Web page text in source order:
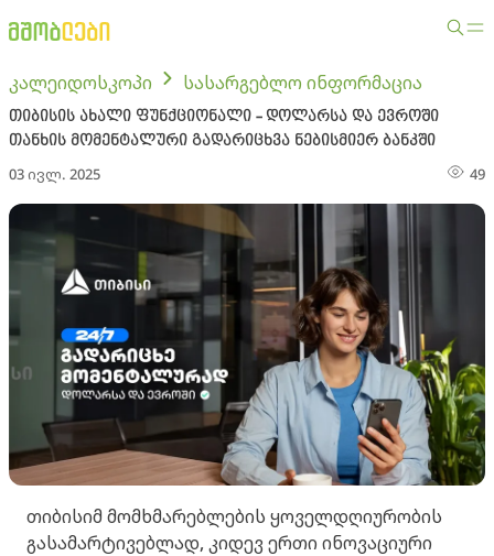
კალეიდოსკოპი სასარგებლო ინფორმაცია
თიბისის ახალი ფუნქციონალი - დოლარსა და ევროში
თანხის მომენტალური გადარიცხვა ნებისმიერ ბანკში
03 ივლ. 2025 49
თიბისიმ მომხმარებლების ყოველდღიურობის
გასამარტივებლად, კიდევ ერთი ინოვაციური